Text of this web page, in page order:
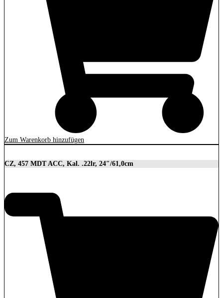
Zum Warenkorb hinzufügen
CZ, 457 MDT ACC, Kal. .22lr, 24″/61,0cm